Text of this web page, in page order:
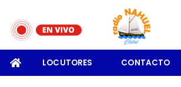
LOCUTORES CONTACTO